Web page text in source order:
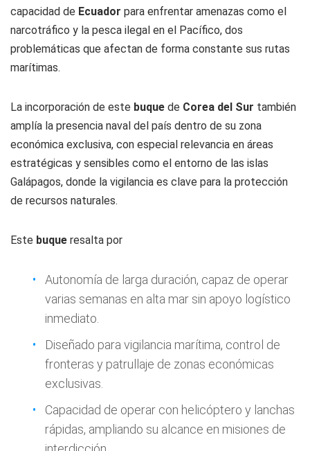
capacidad de Ecuador para enfrentar amenazas como el
narcotráfico y la pesca ilegal en el Pacífico, dos
problemáticas que afectan de forma constante sus rutas
marítimas.
La incorporación de este buque de Corea del Sur también
amplía la presencia naval del país dentro de su zona
económica exclusiva, con especial relevancia en áreas
estratégicas y sensibles como el entorno de las islas
Galápagos, donde la vigilancia es clave para la protección
de recursos naturales.
Este buque resalta por
Autonomía de larga duración, capaz de operar
varias semanas en alta mar sin apoyo logístico
inmediato.
Diseñado para vigilancia marítima, control de
fronteras y patrullaje de zonas económicas
exclusivas.
Capacidad de operar con helicóptero y lanchas
rápidas, ampliando su alcance en misiones de